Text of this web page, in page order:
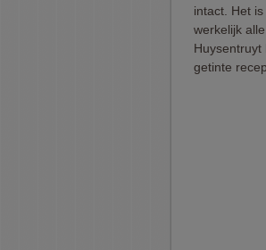
intact. Het
werkelijk
getinte